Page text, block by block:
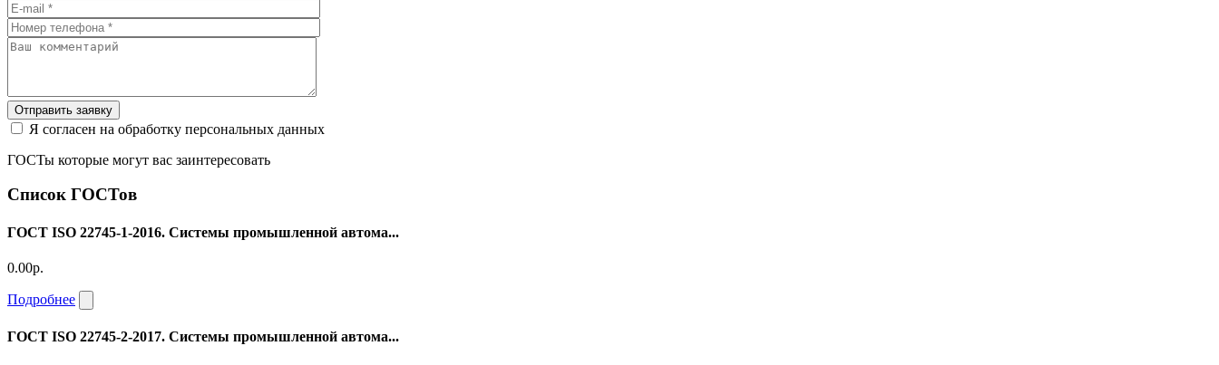
Отправить заявку
Я согласен на обработку персональных данных
ГОСТы которые могут вас заинтересовать
Список ГОСТов
ГОСТ ISO 22745-1-2016. Системы промышленной автома...
0.00р.
Подробнее
ГОСТ ISO 22745-2-2017. Системы промышленной автома...